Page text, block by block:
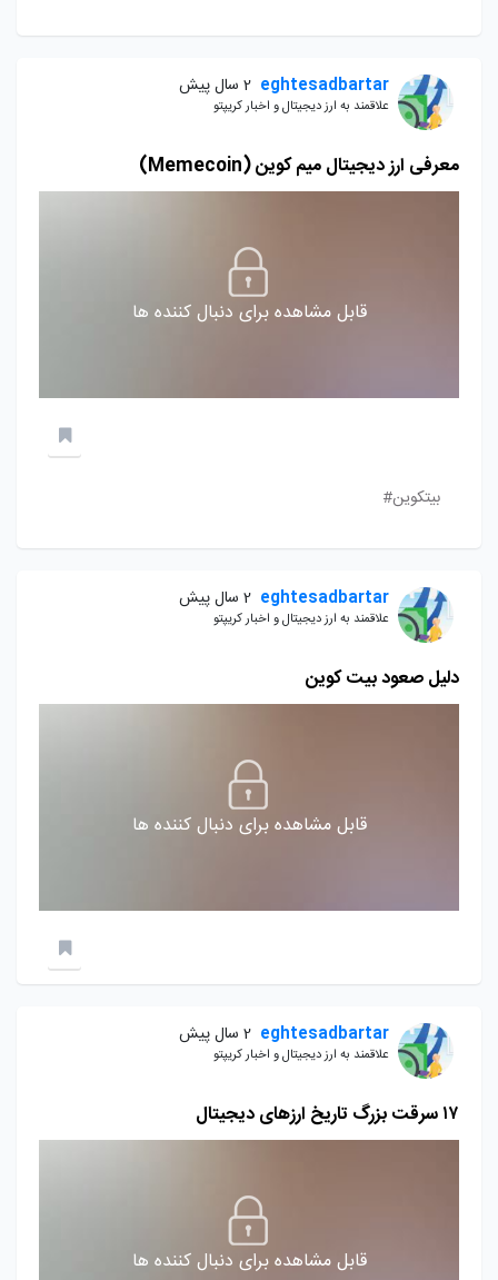
eghtesadbartar 2 سال پیش
علاقمند به ارز دیجیتال و اخبار کریپتو
معرفی ارز دیجیتال میم کوین (Memecoin)
قابل مشاهده برای دنبال کننده ها
بیتکوین#
eghtesadbartar 2 سال پیش
علاقمند به ارز دیجیتال و اخبار کریپتو
دلیل صعود بیت کوین
قابل مشاهده برای دنبال کننده ها
eghtesadbartar 2 سال پیش
علاقمند به ارز دیجیتال و اخبار کریپتو
۱۷ سرقت بزرگ تاریخ ارزهای دیجیتال
قابل مشاهده برای دنبال کننده ها